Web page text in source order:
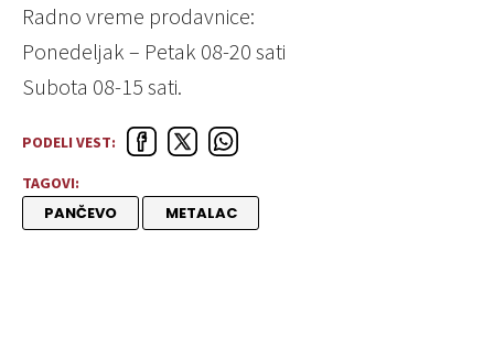
Radno vreme prodavnice:
Ponedeljak – Petak 08-20 sati
Subota 08-15 sati.
PODELI VEST:
TAGOVI:
PANČEVO METALAC